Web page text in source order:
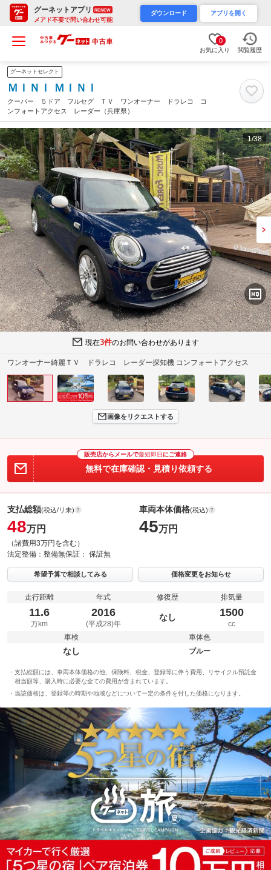
グーネットアプリ RENEW
メアド不要で問い合わせ可能
ダウンロード アプリを開く
0
お気に入り 閲覧履歴
グーネットセレクト
ＭＩＮＩ ＭＩＮＩ
クーパー ５ドア フルセグ ＴＶ ワンオーナー ドラレコ コ
ンフォートアクセス レーダー（兵庫県）
1/38
現在3件のお問い合わせがあります
ワンオーナー綺麗ＴＶ ドラレコ レーダー探知機 コンフォートアクセス
画像をリクエストする
販売店からメールで最短即日 にご連絡
無料で在庫確認・見積り依頼する
支払総額(税込/リ未)
48万円
（諸費用3万円を含む）
車両本体価格(税込)
45万円
法定整備： 整備無保証： 保証無
希望予算で相談してみる 価格変更をお知らせ
走行距離
11.6
万km
年式
2016
(平成28)年
修復歴
なし
排気量
1500
cc
車検
なし
車体色
ブルー
支払総額には、車両本体価格の他、保険料、税金、登録等に伴う費用、リサイクル預託金
相当額等、購入時に必要な全ての費用が含まれています。
当該価格は、登録等の時期や地域などについて一定の条件を付した価格になります。